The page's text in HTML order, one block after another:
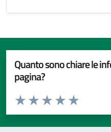
Quanto sono chiare le
pagina?
Valuta da 1 a 5 stelle la pagina
Valuta 5
Valuta 4 stelle
Valuta 3 stelle su 5
Valuta 2 stelle su 5
Valuta 1 stelle su 5